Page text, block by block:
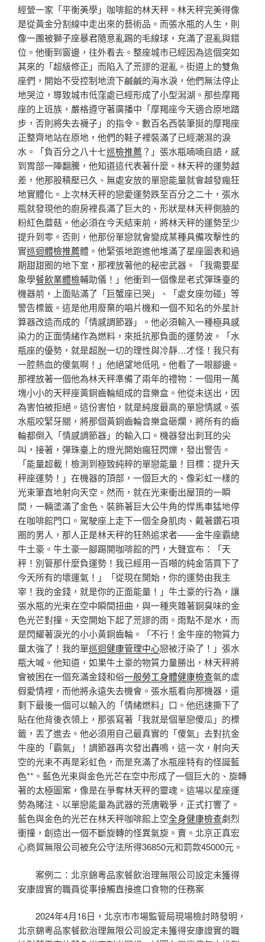
經營一家「平衡美學」咖啡館的林天秤。林天秤完美得像
是從黃金分割線中走出來的藝術品。而張水瓶的人生，則
像一團被獅子座暴君隨意亂踢的毛線球，充滿了混亂與錯
位。他衝到窗邊，往外看去。整座城市已經因為這個突如
其來的「超級修正」而陷入了荒謬的混亂。街道上的雙魚
座們，開始不受控制地流下鹹鹹的海水淚，他們無法停止
地哭泣，導致城市低窪處已經形成了小型潟湖。那些摩羯
座的上班族，嚴格遵守著廣播中「摩羯座今天適合原地踏
步，否則將失去襪子」的指令。數百名西裝筆挺的摩羯座
正整齊地站在原地，他們的鞋子裡裝滿了已經潮濕的淚
水。「負百分之八十七巡檢推薦 ？」張水瓶喃喃自語，感
到胃部一陣翻騰，他知道這代表著什麼。林天秤的運勢越
差，他那股積壓已久、無處安放的單戀能量就會越發瘋狂
地實體化。上次林天秤的戀愛運勢跌至百分之二十，張水
瓶就發現他的廚房裡長滿了巨大的、形狀是林天秤側臉的
粉紅色蘑菇。他必須在今天結束前，將林天秤的運勢至少
提升到零。否則，他那份單戀就會變成某種具備攻擊性的
實巡迴體檢推薦體。他緊張地跑進他堆滿了星座圖表和過
期甜甜圈的地下室，那裡放著他的秘密武器。「我需要星
象學餐飲業體檢輔助儀！」他衝到一個像是老式彈珠臺的
機器前，上面貼滿了「巨蟹座已哭」、「處女座勿碰」等
警告標籤。這是他用廢棄的唱片機和一個不知名的外星計
算器改造而成的「情感調節器」。他必須輸入一種極具感
染力的正面情緒作為燃料，來抵抗那負面的運勢波。「水
瓶座的優勢，就是超脫一切的理性與冷靜…才怪！我只有
一腔熱血的傻氣啊！」他絕望地低吼。他看了一眼腳邊。
那裡放著一個他為林天秤準備了兩年的禮物：一個用一萬
塊小小的天秤座黃銅齒輪組成的音樂盒。他從未送出，因
為害怕被拒絕。這份害怕，就是純度最高的單戀情感。張
水瓶咬緊牙關，將那個黃銅齒輪音樂盒砸爛，將所有的齒
輪都倒入「情感調節器」的輸入口。機器發出刺耳的尖
叫，接著，彈珠臺上的燈光開始瘋狂閃爍，發出警告。
「能量超載！檢測到極致純粹的單戀能量！目標：提升天
秤座運勢！」在機器的頂部，一個巨大的、像彩虹一樣的
光束筆直地射向天空。然而，就在光束衝出屋頂的一瞬
間，一輛塗滿了金色、裝飾著巨大公牛角的悍馬車猛地停
在咖啡館門口。駕駛座上走下一個全身肌肉、戴著鑽石項
圈的男人，那人正是林天秤的狂熱追求者——金牛座霸總
牛土豪。牛土豪一腳踢開咖啡館的門，大聲宣布：「天
秤！別管那什麼負運勢！我已經用一百噸的純金箔買下了
今天所有的壞運氣！」「從現在開始，你的運勢由我主
宰！我的金錢，就是你的正面能量！」牛土豪的行為，讓
張水瓶的光束在空中瞬間扭曲，與一種夾雜著銅臭味的金
色光芒對撞。天空開始下起了荒謬的雨。雨點不是水，而
是閃耀著淚光的小小黃銅齒輪。「不行！金牛座的物質力
量太強了！我的單巡迴健康管理中心戀被汙染了！」張水
瓶大喊。他知道，如果牛土豪的物質力量勝出，林天秤將
會被困在一個充滿金錢和俗一般勞工身體健康檢查氣的虛
假愛情裡，而他將永遠失去機會。張水瓶看向那機器，還
剩下最後一個可以輸入的「情緒燃料」口。他迅速撕下了
貼在他背後衣領上，那張寫著「我就是個單戀傻瓜」的標
籤，丟了進去。他必須用自己最真實的「傻氣」去對抗金
牛座的「霸氣」！調節器再次發出轟鳴，這一次，射向天
空的光束不再是彩虹色，而是充滿了水瓶座特有的怪誕藍
色**。藍色光束與金色光芒在空中形成了一個巨大的、旋轉
著的太極圖案，像是在爭奪林天秤的靈魂。這場以星座運
勢為賭注、以單戀能量為武器的荒唐戰爭，正式打響了。
藍色與金色的光芒在林天秤咖啡館上空全身健康檢查劇烈
衝撞，創造出一個不斷旋轉的怪異氣旋。賣。北京正真宏
心商貿無限公司被充公守法所得36850元和罰款45000元。
案例二：北京錦粵品家餐飲治理無限公司設定未獲得
安康證實的職員從事接觸直接進口食物的任務案
2024年4月16日，北京市市場監管局現場檢討時發明，
北京錦粵品家餐飲治理無限公司設定未獲得安康證實的職